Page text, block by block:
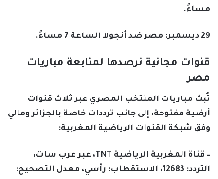
مساءً.
29 ديسمبر: مصر ضد أنجولا الساعة 7 مساءً.
قنوات مجانية نرصدها لمتابعة مباريات
مصر
تُبث مباريات المنتخب المصري عبر ثلاث قنوات
أرضية مفتوحة، إلى جانب ترددات خاصة بالجزائر ومالي
وفق شبكة القنوات الرياضية المغربية:
– قناة المغربية الرياضية TNT، عبر عرب سات،
التردد: 12683، الاستقطاب: رأسي، معدل التصحيح: